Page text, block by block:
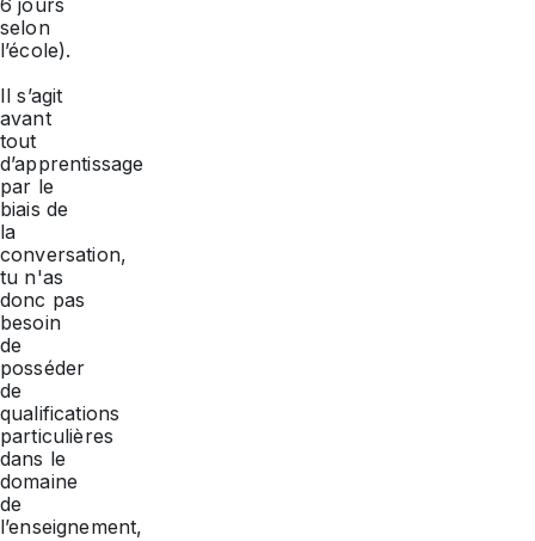
6 jours
selon
l’école).
Il s’agit
avant
tout
d’apprentissage
par le
biais de
la
conversation,
tu n'as
donc pas
besoin
de
posséder
de
qualifications
particulières
dans le
domaine
de
l’enseignement,